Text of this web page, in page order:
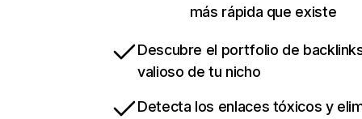
más rápida que existe
Descubre el portfolio de
valioso de tu nicho
Detecta los enlaces tóxicos y